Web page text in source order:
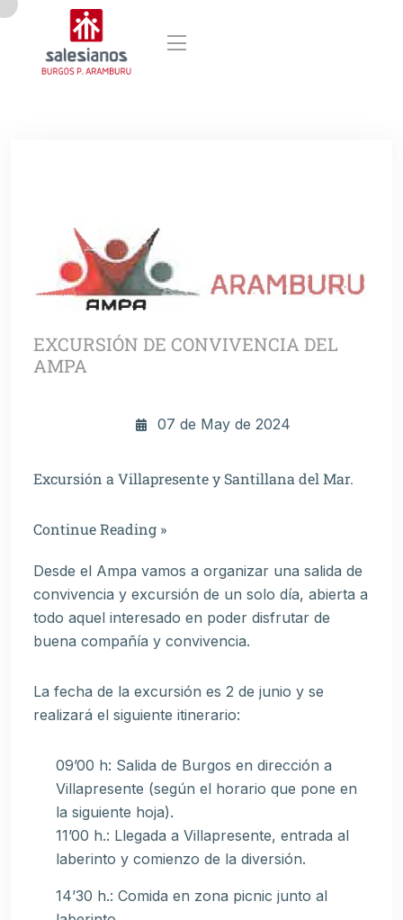
EXCURSIÓN DE CONVIVENCIA DEL
AMPA
07 de May de 2024
Excursión a Villapresente y Santillana del Mar.
Continue Reading »
Desde el Ampa vamos a organizar una salida de
convivencia y excursión de un solo día, abierta a
todo aquel interesado en poder disfrutar de
buena compañía y convivencia.
La fecha de la excursión es 2 de junio y se
realizará el siguiente itinerario:
09’00 h: Salida de Burgos en dirección a
Villapresente (según el horario que pone en
la siguiente hoja).
11’00 h.: Llegada a Villapresente, entrada al
laberinto y comienzo de la diversión.
14’30 h.: Comida en zona picnic junto al